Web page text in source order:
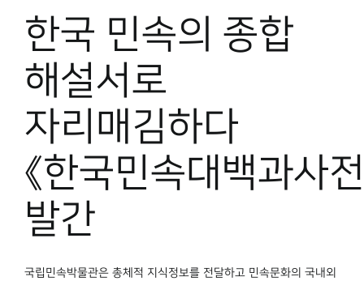
한국 민속의 종합
해설서로
자리매김하다
《한국민속대백과사전
발간
국립민속박물관은 총체적 지식정보를 전달하고 민속문화의 국내외